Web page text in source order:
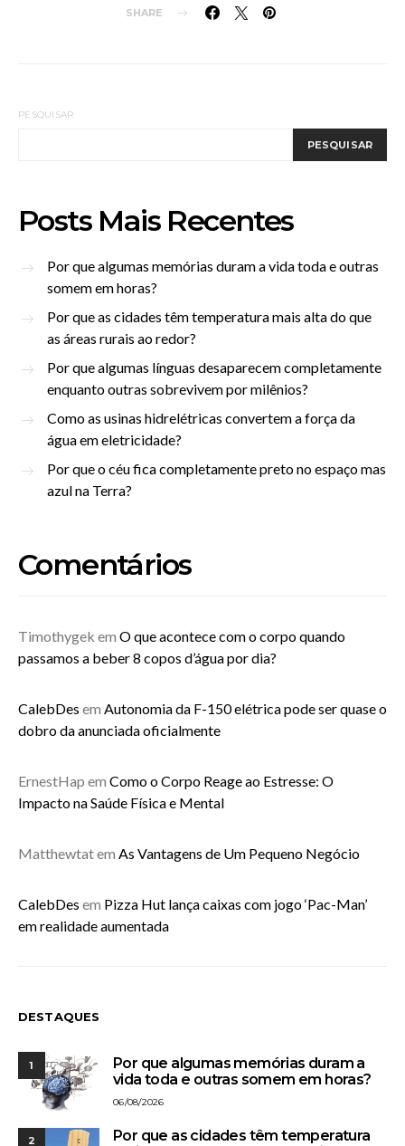
SHARE
PESQUISAR
PESQUISAR
Posts Mais Recentes
Por que algumas memórias duram a vida toda e outras
somem em horas?
Por que as cidades têm temperatura mais alta do que
as áreas rurais ao redor?
Por que algumas línguas desaparecem completamente
enquanto outras sobrevivem por milênios?
Como as usinas hidrelétricas convertem a força da
água em eletricidade?
Por que o céu fica completamente preto no espaço mas
azul na Terra?
Comentários
Timothygek em O que acontece com o corpo quando
passamos a beber 8 copos d’água por dia?
CalebDes em Autonomia da F-150 elétrica pode ser quase o
dobro da anunciada oficialmente
ErnestHap em Como o Corpo Reage ao Estresse: O
Impacto na Saúde Física e Mental
Matthewtatem As Vantagens de Um Pequeno Negócio
CalebDes em Pizza Hut lança caixas com jogo ‘Pac-Man’
em realidade aumentada
DESTAQUES
1
Por que algumas memórias duram a
vida toda e outras somem em horas?
06/08/2026
2
Por que as cidades têm temperatura